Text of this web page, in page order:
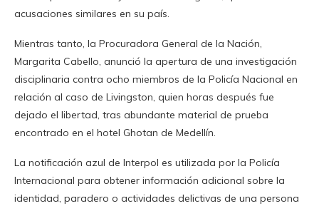
acusaciones similares en su país.
Mientras tanto, la Procuradora General de la Nación,
Margarita Cabello, anunció la apertura de una investigación
disciplinaria contra ocho miembros de la Policía Nacional en
relación al caso de Livingston, quien horas después fue
dejado el libertad, tras abundante material de prueba
encontrado en el hotel Ghotan de Medellín.
La notificación azul de Interpol es utilizada por la Policía
Internacional para obtener información adicional sobre la
identidad, paradero o actividades delictivas de una persona